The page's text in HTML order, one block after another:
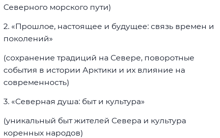
Северного морского пути)
2. «Прошлое, настоящее и будущее: связь времен и
поколений»
(сохранение традиций на Севере, поворотные
события в истории Арктики и их влияние на
современность)
3. «Северная душа: быт и культура»
(уникальный быт жителей Севера и культура
коренных народов)